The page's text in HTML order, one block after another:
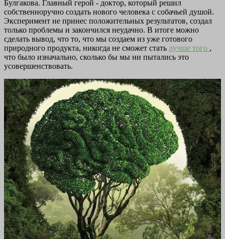
Булгакова. Главный герой - доктор, который решил
собственноручно создать нового человека с собачьей душой.
Эксперимент не принес положительных результатов, создал
только проблемы и закончился неудачно. В итоге можно
сделать вывод, что то, что мы создаем из уже готового
природного продукта, никогда не сможет стать лучше того ,
что было изначально, сколько бы мы ни пытались это
усовершенствовать.